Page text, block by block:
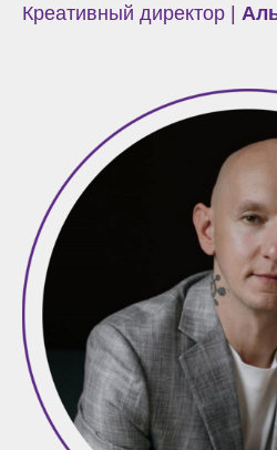
Креативный директор |